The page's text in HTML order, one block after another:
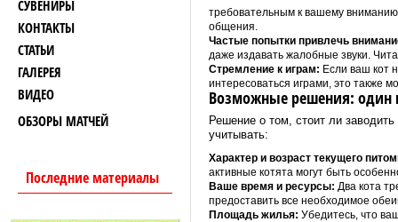
СУВЕНИРЫ
КОНТАКТЫ
СТАТЬИ
ГАЛЕРЕЯ
ВИДЕО
ОБЗОРЫ МАТЧЕЙ
Последние материалы
требовательным к вашему
общения.
Частые попытки привлечь
даже издавать жалобные звуки.
Стремление к играм: Если ваш кот
интересоваться играми, это также
Возможные решения: один
Решение о том, стоит ли
учитывать:
Характер и возраст текущего
активные котята могут быть
Ваше время и ресурсы: Два кота
предоставить все необходимое
Площадь жилья: Убедитесь, что